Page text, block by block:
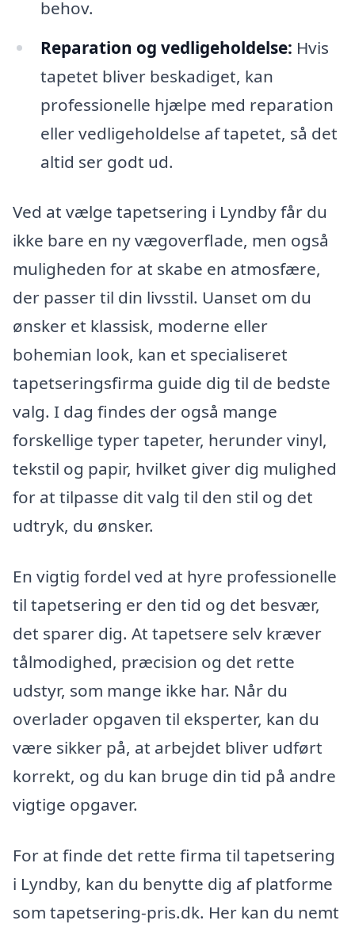
behov.
Reparation og vedligeholdelse: Hvis
tapetet bliver beskadiget, kan
professionelle hjælpe med reparation
eller vedligeholdelse af tapetet, så det
altid ser godt ud.
Ved at vælge tapetsering i Lyndby får du
ikke bare en ny vægoverflade, men også
muligheden for at skabe en atmosfære,
der passer til din livsstil. Uanset om du
ønsker et klassisk, moderne eller
bohemian look, kan et specialiseret
tapetseringsfirma guide dig til de bedste
valg. I dag findes der også mange
forskellige typer tapeter, herunder vinyl,
tekstil og papir, hvilket giver dig mulighed
for at tilpasse dit valg til den stil og det
udtryk, du ønsker.
En vigtig fordel ved at hyre professionelle
til tapetsering er den tid og det besvær,
det sparer dig. At tapetsere selv kræver
tålmodighed, præcision og det rette
udstyr, som mange ikke har. Når du
overlader opgaven til eksperter, kan du
være sikker på, at arbejdet bliver udført
korrekt, og du kan bruge din tid på andre
vigtige opgaver.
For at finde det rette firma til tapetsering
i Lyndby, kan du benytte dig af platforme
som tapetsering-pris.dk. Her kan du nemt